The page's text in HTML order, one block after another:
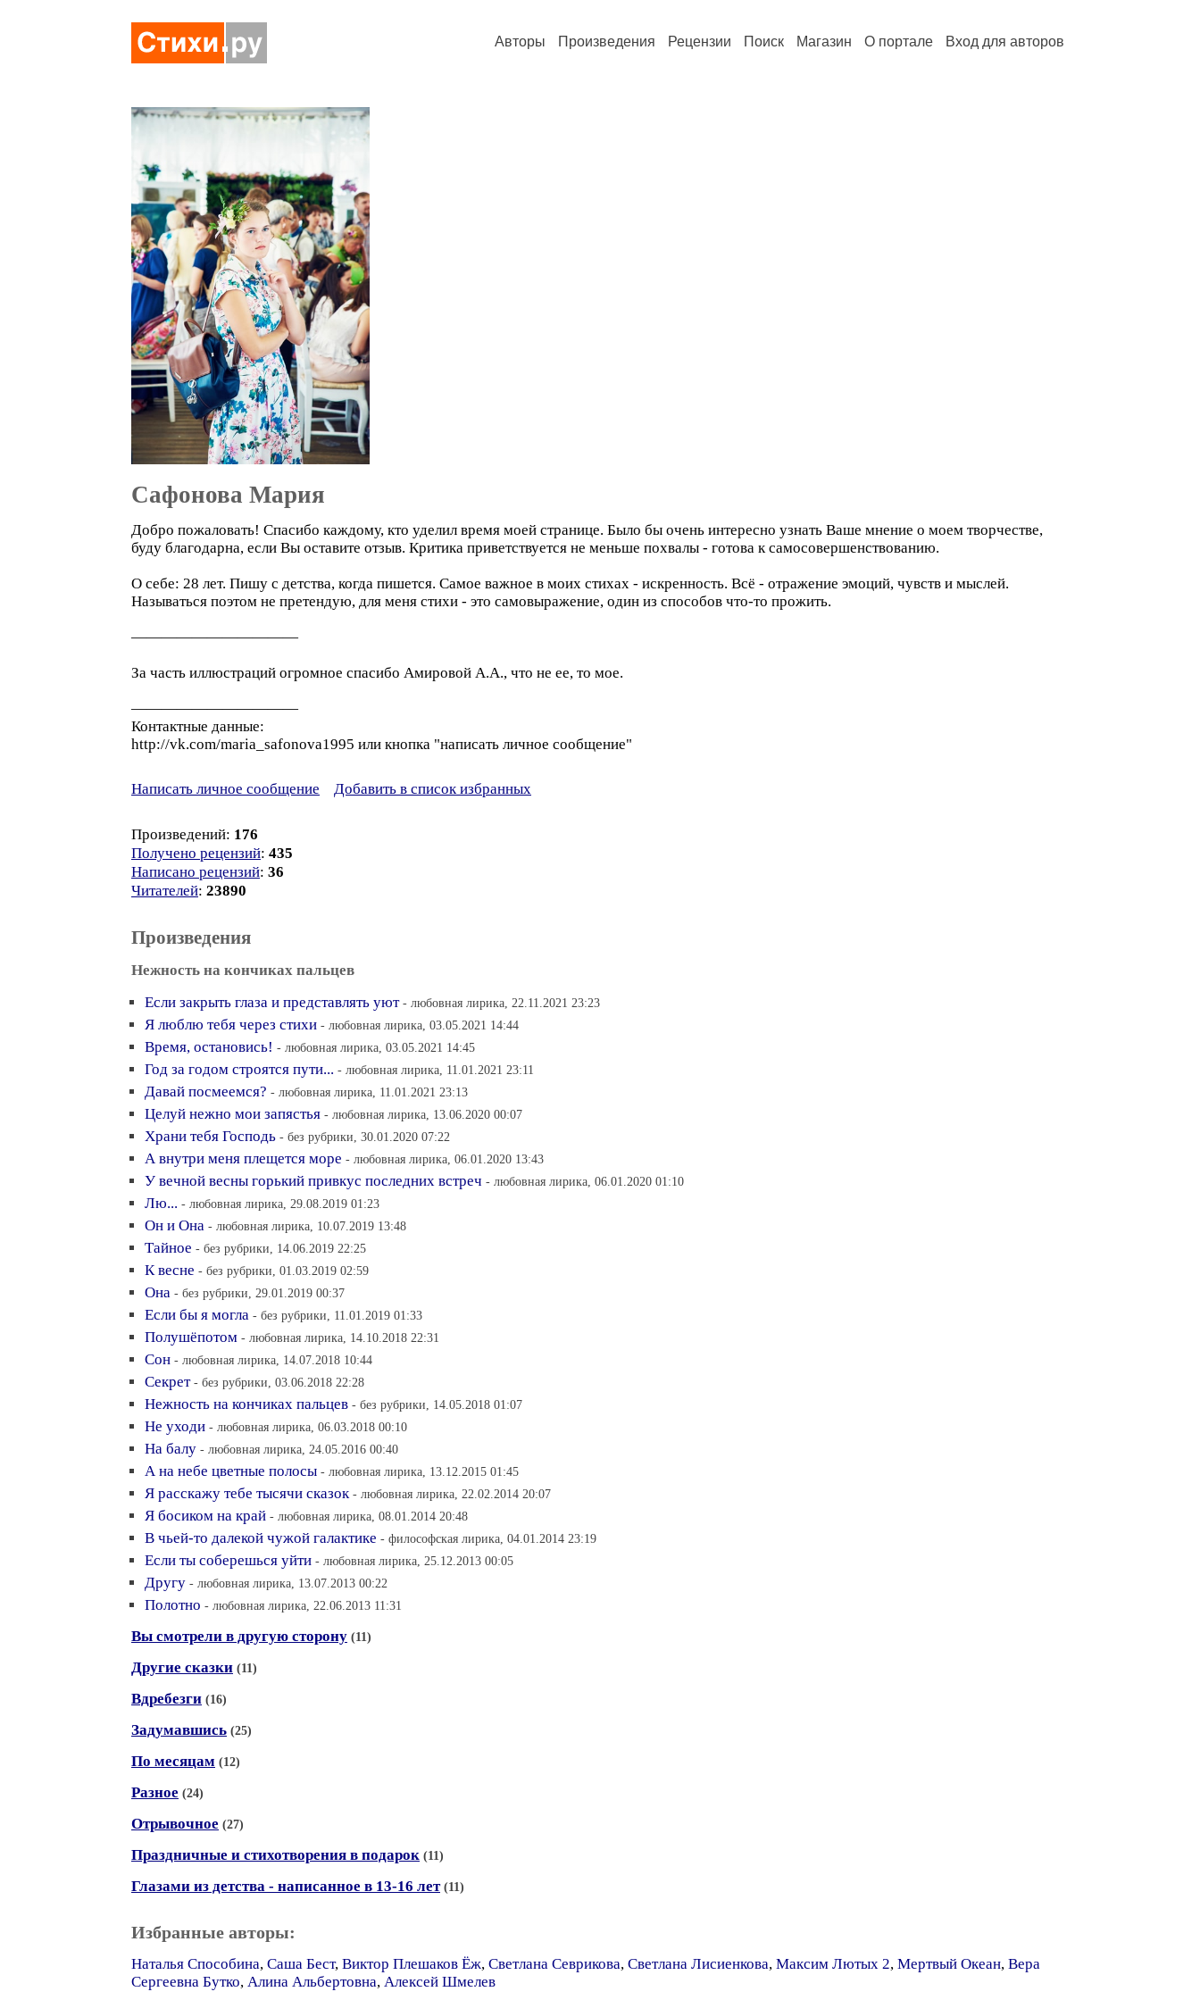
Авторы Произведения Рецензии Поиск Магазин О портале Вход для авторов
Сафонова Мария
Добро пожаловать! Спасибо каждому, кто уделил время моей странице. Было бы очень интересно узнать Ваше мнение о моем творчестве,
буду благодарна, если Вы оставите отзыв. Критика приветствуется не меньше похвалы - готова к самосовершенствованию.
О себе: 28 лет. Пишу с детства, когда пишется. Самое важное в моих стихах - искренность. Всё - отражение эмоций, чувств и мыслей.
Называться поэтом не претендую, для меня стихи - это самовыражение, один из способов что-то прожить.
———————————
За часть иллюстраций огромное спасибо Амировой А.А., что не ее, то мое.
———————————
Контактные данные:
http://vk.com/maria_safonova1995 или кнопка "написать личное сообщение"
Написать личное сообщение Добавить в список избранных
Произведений: 176
Получено рецензий: 435
Написано рецензий: 36
Читателей: 23890
Произведения
Нежность на кончиках пальцев
Если закрыть глаза и представлять уют - любовная лирика, 22.11.2021 23:23
Я люблю тебя через стихи - любовная лирика, 03.05.2021 14:44
Время, остановись! - любовная лирика, 03.05.2021 14:45
Год за годом строятся пути... - любовная лирика, 11.01.2021 23:11
Давай посмеемся? - любовная лирика, 11.01.2021 23:13
Целуй нежно мои запястья - любовная лирика, 13.06.2020 00:07
Храни тебя Господь - без рубрики, 30.01.2020 07:22
А внутри меня плещется море - любовная лирика, 06.01.2020 13:43
У вечной весны горький привкус последних встреч - любовная лирика, 06.01.2020 01:10
Лю... - любовная лирика, 29.08.2019 01:23
Он и Она - любовная лирика, 10.07.2019 13:48
Тайное - без рубрики, 14.06.2019 22:25
К весне - без рубрики, 01.03.2019 02:59
Она - без рубрики, 29.01.2019 00:37
Если бы я могла - без рубрики, 11.01.2019 01:33
Полушёпотом - любовная лирика, 14.10.2018 22:31
Сон - любовная лирика, 14.07.2018 10:44
Секрет - без рубрики, 03.06.2018 22:28
Нежность на кончиках пальцев - без рубрики, 14.05.2018 01:07
Не уходи - любовная лирика, 06.03.2018 00:10
На балу - любовная лирика, 24.05.2016 00:40
А на небе цветные полосы - любовная лирика, 13.12.2015 01:45
Я расскажу тебе тысячи сказок - любовная лирика, 22.02.2014 20:07
Я босиком на край - любовная лирика, 08.01.2014 20:48
В чьей-то далекой чужой галактике - философская лирика, 04.01.2014 23:19
Если ты соберешься уйти - любовная лирика, 25.12.2013 00:05
Другу - любовная лирика, 13.07.2013 00:22
Полотно - любовная лирика, 22.06.2013 11:31
Вы смотрели в другую сторону (11)
Другие сказки (11)
Вдребезги (16)
Задумавшись (25)
По месяцам (12)
Разное (24)
Отрывочное (27)
Праздничные и стихотворения в подарок (11)
Глазами из детства - написанное в 13-16 лет (11)
Избранные авторы:
Наталья Способина, Саша Бест, Виктор Плешаков Ёж, Светлана Севрикова, Светлана Лисиенкова, Максим Лютых 2, Мертвый Океан, Вера
Сергеевна Бутко, Алина Альбертовна, Алексей Шмелев